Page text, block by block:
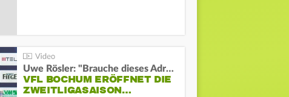
Uwe Rösler: "Brauche dieses Adrenalin"
VFL BOCHUM ERÖFFNET DIE
ZWEITLIGASAISON…